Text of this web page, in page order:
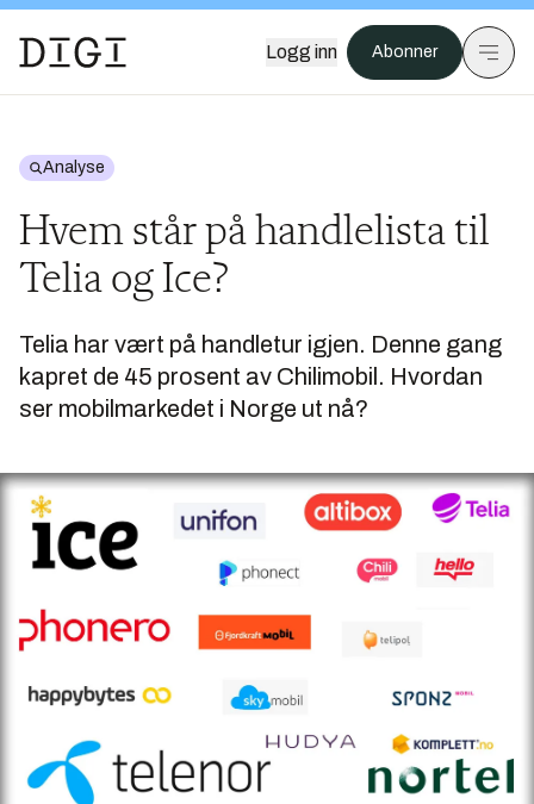
Logg inn Abonner
Analyse
Hvem står på handlelista til
Telia og Ice?
Telia har vært på handletur igjen. Denne gang
kapret de 45 prosent av Chilimobil. Hvordan
ser mobilmarkedet i Norge ut nå?